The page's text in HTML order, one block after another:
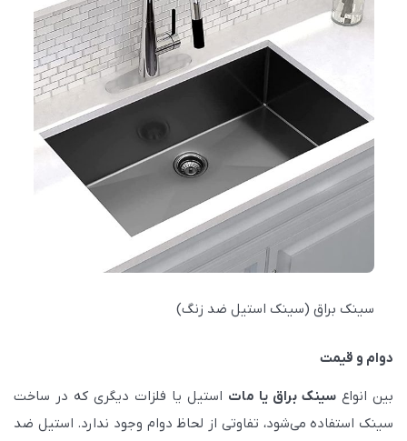
سینک براق (سینک استیل ضد زنگ)
دوام و قیمت
بین انواعسینک براق یا مات استیل یا فلزات دیگری که در ساخت
سینک استفاده می‌شود، تفاوتی از لحاظ دوام وجود ندارد. استیل ضد